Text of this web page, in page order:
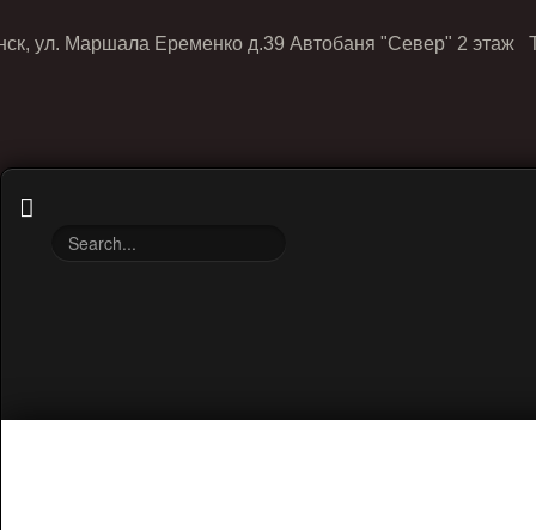
ул. Маршала Еременко д.39 Автобаня "Север" 2 этаж